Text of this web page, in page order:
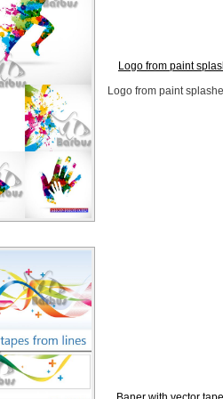
Logo from paint
Logo from paint